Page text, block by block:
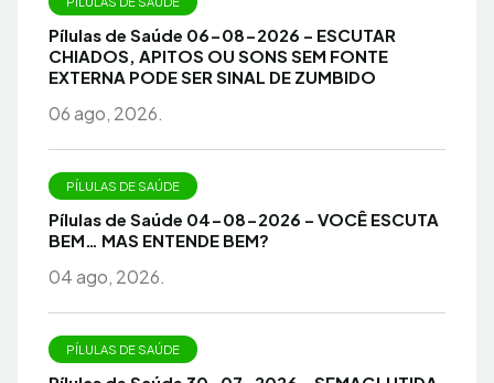
Pílulas de Saúde 06-08-2026 – ESCUTAR
CHIADOS, APITOS OU SONS SEM FONTE
EXTERNA PODE SER SINAL DE ZUMBIDO
06 ago, 2026.
PÍLULAS DE SAÚDE
Pílulas de Saúde 04-08-2026 – VOCÊ ESCUTA
BEM… MAS ENTENDE BEM?
04 ago, 2026.
PÍLULAS DE SAÚDE